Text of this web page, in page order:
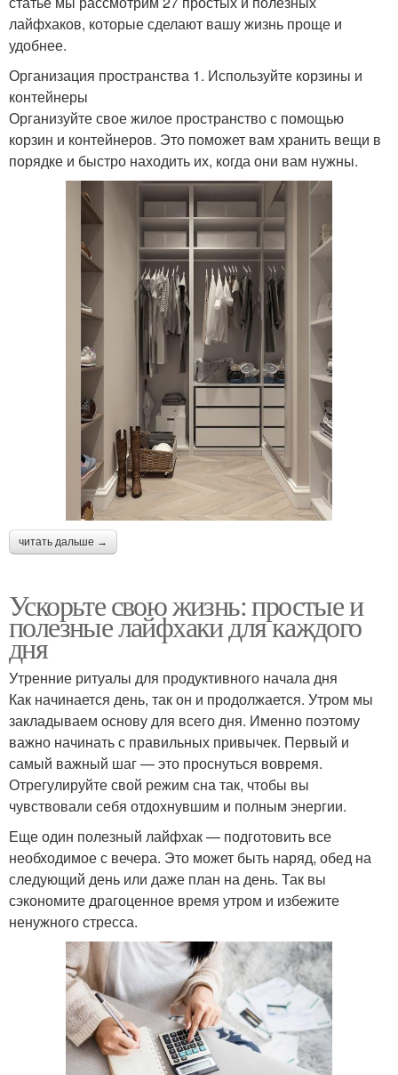
лайфхаков, которые сделают вашу жизнь проще и
удобнее.
Организация пространства 1. Используйте корзины и
контейнеры
Организуйте свое жилое пространство с помощью
корзин и контейнеров. Это поможет вам хранить вещи в
порядке и быстро находить их, когда они вам нужны.
читать дальше →
Ускорьте свою жизнь: простые и
полезные лайфхаки для каждого
дня
Утренние ритуалы для продуктивного начала дня
Как начинается день, так он и продолжается. Утром мы
закладываем основу для всего дня. Именно поэтому
важно начинать с правильных привычек. Первый и
самый важный шаг — это проснуться вовремя.
Отрегулируйте свой режим сна так, чтобы вы
чувствовали себя отдохнувшим и полным энергии.
Еще один полезный лайфхак — подготовить все
необходимое с вечера. Это может быть наряд, обед на
следующий день или даже план на день. Так вы
сэкономите драгоценное время утром и избежите
ненужного стресса.